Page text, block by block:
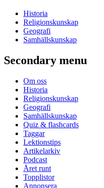
Historia
Religionskunskap
Geografi
Samhällskunskap
Secondary menu
Om oss
Historia
Religionskunskap
Geografi
Samhällskunskap
Quiz & flashcards
Taggar
Lektionstips
Artikelarkiv
Podcast
Året runt
Topplistor
Annonsera